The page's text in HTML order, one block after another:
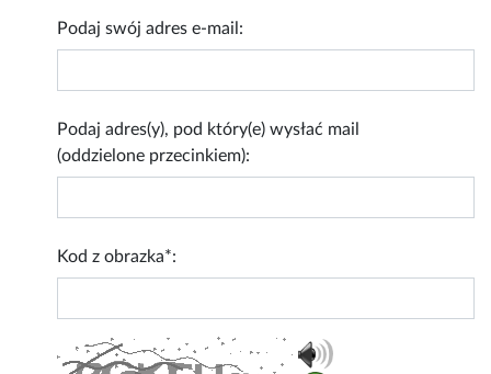
Podaj swój adres e-mail:
Podaj adres(y), pod który(e) wysłać mail
(oddzielone przecinkiem):
Kod z obrazka*: